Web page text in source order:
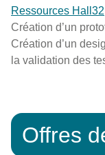
Ressources Hall32
Création d’un
Création d’un
la validation des
Offres